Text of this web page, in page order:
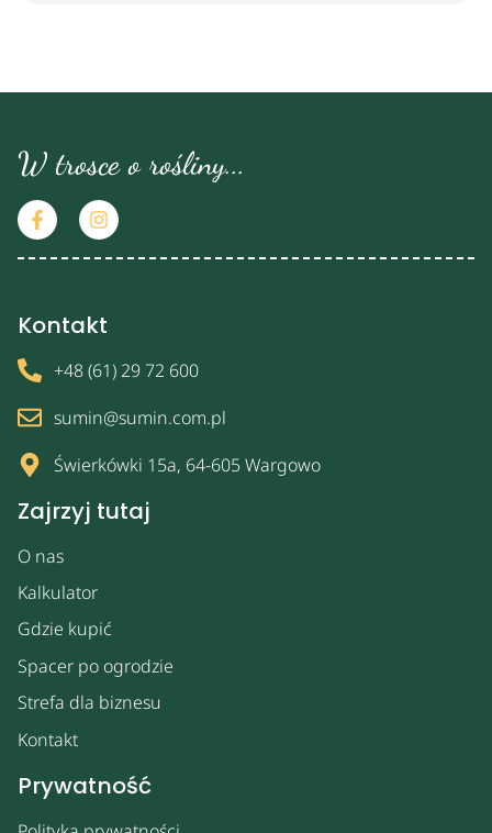
W trosce o rośliny...
Zajrzyj tutaj
O nas
Kalkulator
Gdzie kupić
Spacer po ogrodzie
Strefa dla biznesu
Kontakt
Prywatność
Kontakt
+48 (61) 29 72 600
sumin@sumin.com.pl
Świerkówki 15a, 64-605 Wargowo